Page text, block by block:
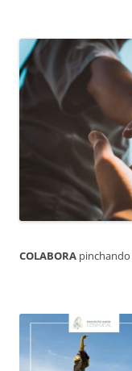
COLABORA pinchando